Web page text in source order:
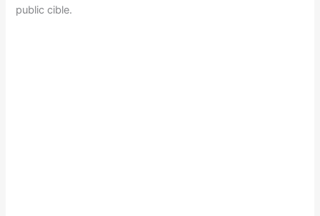
public cible.